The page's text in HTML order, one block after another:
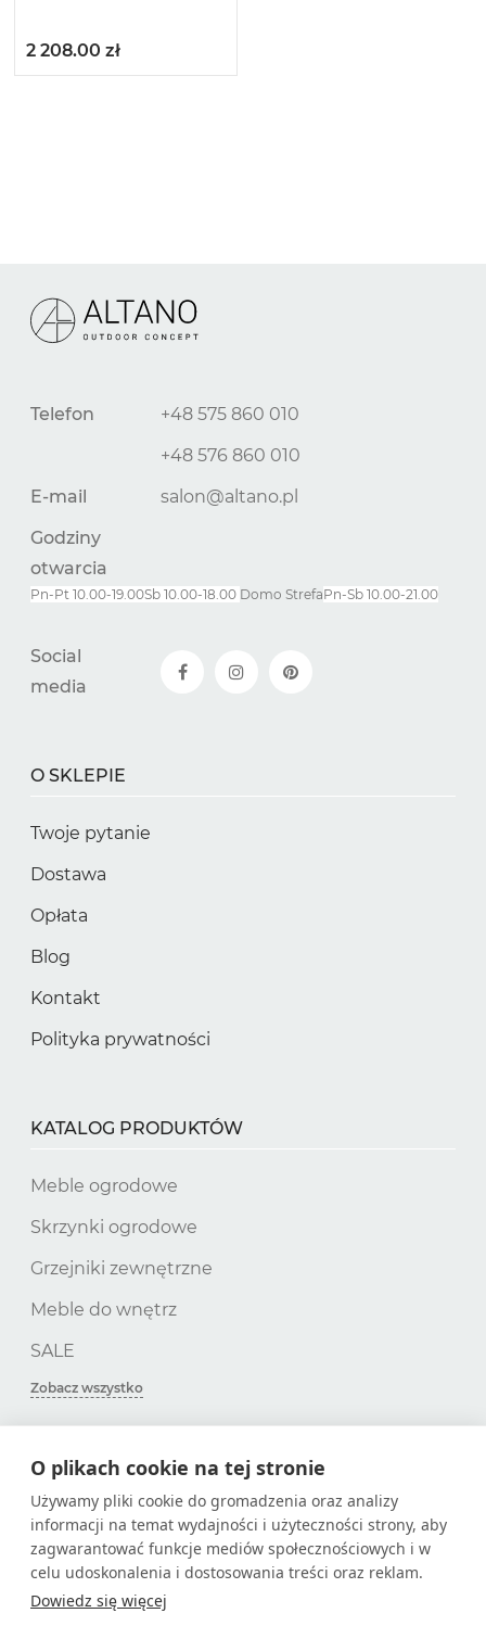
O plikach cookie na tej stronie
Używamy pliki cookie do gromadzenia oraz analizy
informacji na temat wydajności i użyteczności strony, aby
zagwarantować funkcje mediów społecznościowych i w
celu udoskonalenia i dostosowania treści oraz reklam.
Dowiedz się więcej
2 208.00 zł
Telefon
+48 575 860 010
+48 576 860 010
E-mail
salon@altano.pl
Godziny
otwarcia
Pn-Pt 10.00-19.00Sb 10.00-18.00 Domo StrefaPn-Sb 10.00-21.00
Social
media
O SKLEPIE
Twoje pytanie
Dostawa
Opłata
Blog
Kontakt
Polityka prywatności
KATALOG PRODUKTÓW
Meble ogrodowe
Skrzynki ogrodowe
Grzejniki zewnętrzne
Meble do wnętrz
SALE
Zobacz wszystko
SUBSKRYPCJA
Zdobądź tylko przydatne artykuły!